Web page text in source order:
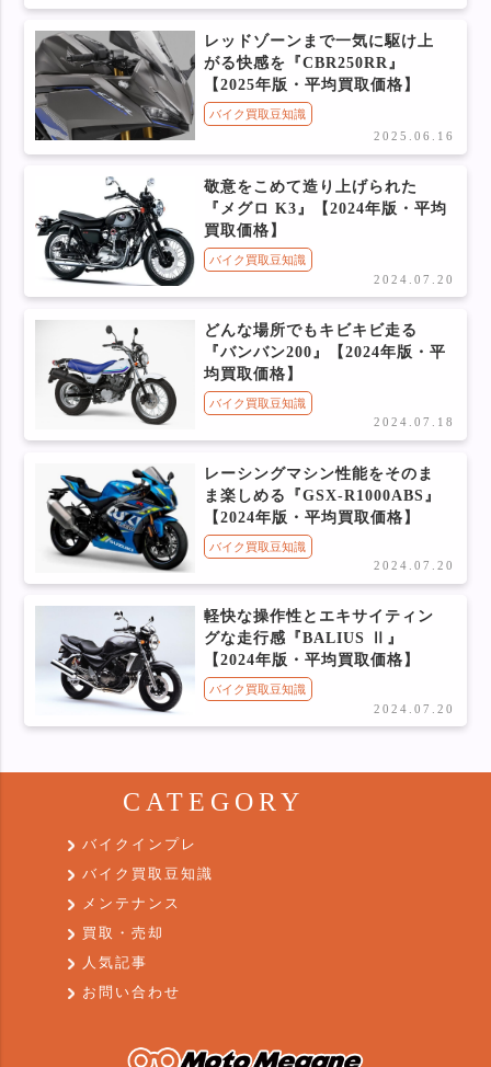
レッドゾーンまで一気に駆け上
がる快感を『CBR250RR』
【2025年版・平均買取価格】
バイク買取豆知識
2025.06.16
敬意をこめて造り上げられた
『メグロ K3』【2024年版・平均
買取価格】
バイク買取豆知識
2024.07.20
どんな場所でもキビキビ走る
『バンバン200』【2024年版・平
均買取価格】
バイク買取豆知識
2024.07.18
レーシングマシン性能をそのま
ま楽しめる『GSX-R1000ABS』
【2024年版・平均買取価格】
バイク買取豆知識
2024.07.20
軽快な操作性とエキサイティン
グな走行感『BALIUS Ⅱ』
【2024年版・平均買取価格】
バイク買取豆知識
2024.07.20
CATEGORY
バイクインプレ
バイク買取豆知識
メンテナンス
買取・売却
人気記事
お問い合わせ